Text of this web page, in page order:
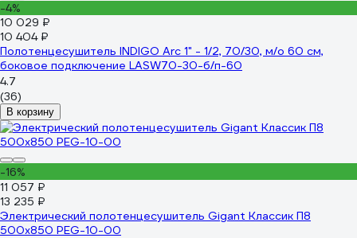
-4%
10 029 ₽
10 404 ₽
Полотенцесушитель INDIGO Arc 1" - 1/2, 70/30, м/о 60 см,
боковое подключение LASW70-30-б/п-60
4.7
(36)
В корзину
-16%
11 057 ₽
13 235 ₽
Электрический полотенцесушитель Gigant Классик П8
500x850 PEG-10-00